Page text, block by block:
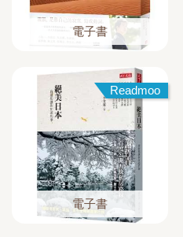
電子書
Readmoo
電子書